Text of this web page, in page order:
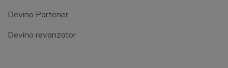
Devino Partener
Devino revanzator